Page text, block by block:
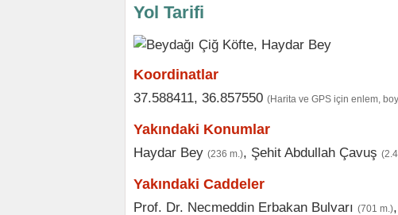
Yol Tarifi
Koordinatlar
37.588411, 36.857550 (Harita ve GPS için enlem,
Yakındaki Konumlar
Haydar Bey (236 m.), Şehit Abdullah Çavuş
Yakındaki Caddeler
Prof. Dr. Necmeddin Erbakan Bulvarı (701 m.),